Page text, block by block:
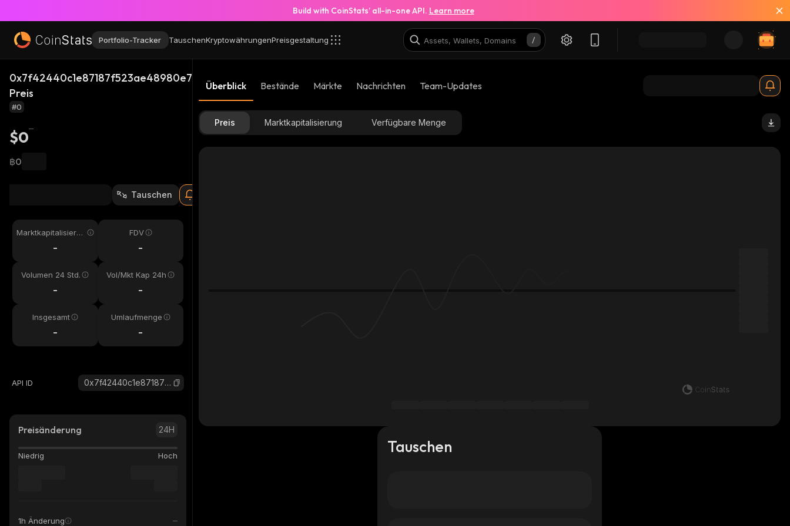
Build with CoinStats’ all-in-one API. Learn more
Portfolio-Tracker TauschenKryptowährungenPreisgestaltung
0x7f42440c1e87187f523ae48980e7386508804b07_base
Preis
0x7f42440c1e87187f523ae48980e7386508804b07_base
#0
$0
฿0
Tauschen
Marktkapitalisieru
-
FDV
-
Volumen 24 Std.
-
Vol/Mkt Kap 24h
-
Insgesamt
-
Umlaufmenge
-
API ID 0x7f42440c1e87187f523ae48980e7386508804b07_base
Preisänderung 24H
Niedrig Hoch
1h Änderung
Überblick Bestände Märkte Nachrichten Team-Updates
Preis Marktkapitalisierung Verfügbare Menge
Tauschen